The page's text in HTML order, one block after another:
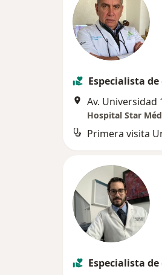
Especialista
Av. Universidad
Hospital Star
Primera visita
Especialista